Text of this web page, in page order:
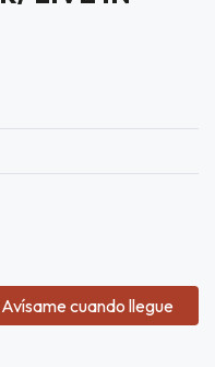
Avísame cuando llegue